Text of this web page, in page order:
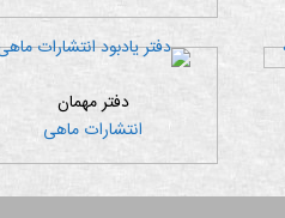
دفتر مهمان
انتشارات ماهی